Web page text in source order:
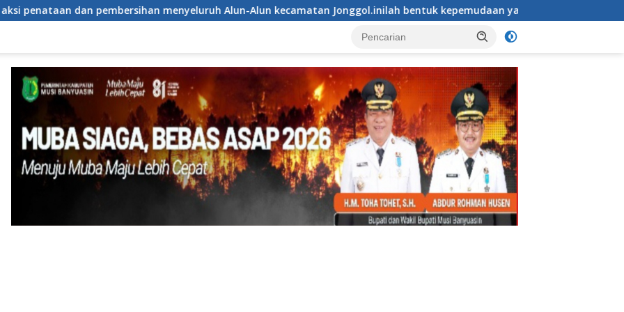
menyeluruh Alun-Alun kecamatan Jonggol.inilah bentuk kepemudaan yang bersinergi bersama sama “,karang taruna